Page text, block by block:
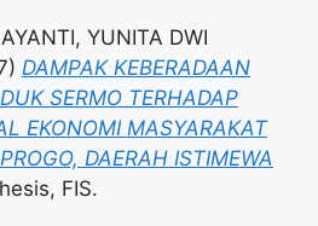
YUNITA DWI
DAMPAK KEBERADAAN
SERMO TERHADAP
EKONOMI MASYARAKAT
DAERAH ISTIMEWA
FIS.